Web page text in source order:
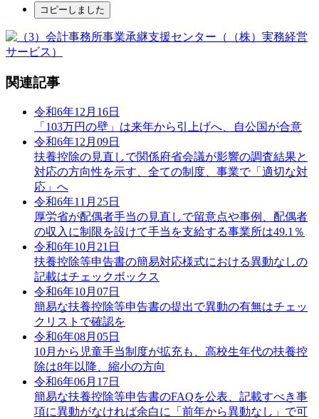
コピーしました
関連記事
令和6年12月16日
「103万円の壁」は来年から引上げへ、自公国が合意
令和6年12月09日
扶養控除の見直しで関係府省会議が影響の調査結果と
対応の方向性を示す、全ての制度、事業で「適切な対
応」へ
令和6年11月25日
厚労省が配偶者手当の見直しで留意点や事例、配偶者
の収入に制限を設けて手当を支給する事業所は49.1％
令和6年10月21日
扶養控除等申告書の簡易対応様式における異動なしの
記載はチェックボックス
令和6年10月07日
簡易な扶養控除等申告書の提出で異動の有無はチェッ
クリストで確認を
令和6年08月05日
10月から児童手当制度が拡充も、高校生年代の扶養控
除は8年以降、縮小の方向
令和6年06月17日
簡易な扶養控除等申告書のFAQを公表、記載すべき事
項に異動がなければ余白に「前年から異動なし」で可